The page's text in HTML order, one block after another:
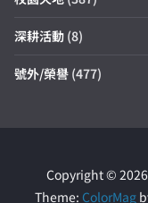
深耕活動 (8)
號外/榮譽 (477)
Copyright © 2026
Theme: ColorMag